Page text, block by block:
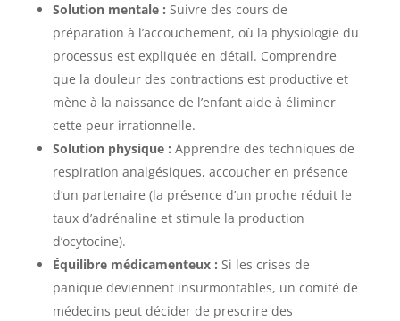
Solution mentale : Suivre des cours de
préparation à l’accouchement, où la physiologie du
processus est expliquée en détail. Comprendre
que la douleur des contractions est productive et
mène à la naissance de l’enfant aide à éliminer
cette peur irrationnelle.
Solution physique : Apprendre des techniques de
respiration analgésiques, accoucher en présence
d’un partenaire (la présence d’un proche réduit le
taux d’adrénaline et stimule la production
d’ocytocine).
Équilibre médicamenteux : Si les crises de
panique deviennent insurmontables, un comité de
médecins peut décider de prescrire des